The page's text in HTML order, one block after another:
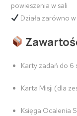
powieszenia w sali
Działa zarówno
Karty zadań do 6
Karta Misji (dla
Księga Ocalenia